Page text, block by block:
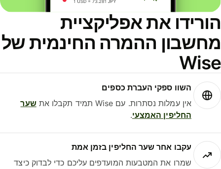
את אפליקציית
ההמרה החינמית של
השוו ספקי העברת כספים
אין עמלות נסתרות. עם Wise תמיד תקבלו את
שער
החליפין האמצעי.
עקבו אחר שער החליפין בזמן אמת
שמרו את המטבעות המועדפים עליכם כדי לבדוק כיצד